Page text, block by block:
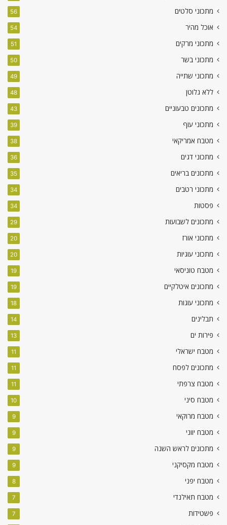
מתכוני סלטים 56
אוכל מהיר 54
מתכוני מרקים 51
מתכוני בשר 50
מתכוני שתייה 49
ללא גלוטן 48
מתכונים טבעוניים 43
מתכוני עוף 39
מטבח אמריקאי 38
מתכוני דגים 36
מתכונים בריאים 35
מתכוני רטבים 34
פסטות 34
מתכונים לשבועות 29
מתכוני אורז 20
מתכוני עוגיות 20
מטבח טוניסאי 19
מתכונים איטלקיים 19
מתכוני עוגות 18
תבלינים 14
פירות ים 13
מטבח ישראלי 11
מתכונים לפסח 11
מטבח צרפתי 11
מטבח סיני 10
מטבח מרוקאי 9
מטבח יווני 9
מתכונים לראש השנה 9
מטבח מקסיקני 9
מטבח יפני 8
מטבח תאילנדי 7
פשטידות 7